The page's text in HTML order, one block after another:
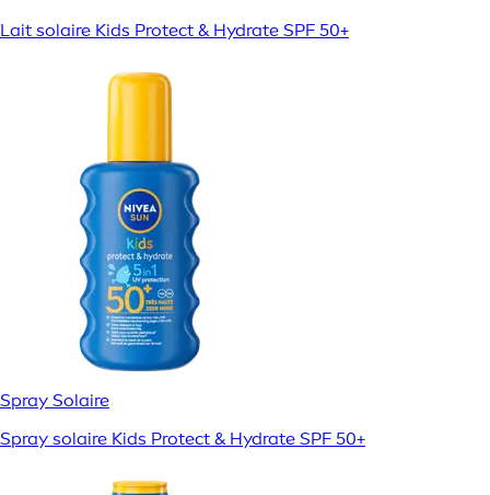
Lait solaire Kids Protect & Hydrate SPF 50+
Spray Solaire
Spray solaire Kids Protect & Hydrate SPF 50+